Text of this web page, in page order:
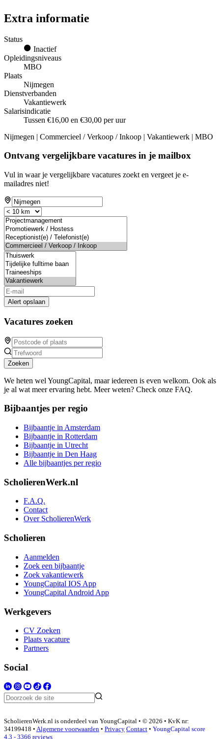
Extra informatie
Status
Inactief
Opleidingsniveaus
MBO
Plaats
Nijmegen
Dienstverbanden
Vakantiewerk
Salarisindicatie
Tussen €16,00 en €30,00 per uur
Nijmegen | Commercieel / Verkoop / Inkoop | Vakantiewerk | MBO
Ontvang vergelijkbare vacatures in je mailbox
Vul in waar je vergelijkbare vacatures zoekt en vergeet je e-
mailadres niet!
Alert opslaan
Vacatures zoeken
Zoeken
We heten wel YoungCapital, maar iedereen is even welkom. Ook als
je al wat meer ervaring hebt. Meer weten? Check onze FAQ.
Bijbaantjes per regio
Bijbaantje in Amsterdam
Bijbaantje in Rotterdam
Bijbaantje in Utrecht
Bijbaantje in Den Haag
Alle bijbaantjes per regio
ScholierenWerk.nl
F.A.Q.
Contact
Over ScholierenWerk
Scholieren
Aanmelden
Zoek een bijbaantje
Zoek vakantiewerk
YoungCapital IOS App
YoungCapital Android App
Werkgevers
CV Zoeken
Plaats vacature
Partners
Social
ScholierenWerk.nl is onderdeel van YoungCapital • © 2026 • KvK nr:
34199418 • Algemene voorwaarden • Privacy Contact • YoungCapital score
4.3 - 3366 reviews